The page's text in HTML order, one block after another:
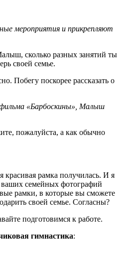
мероприятия и прикрепляют
сколько разных занятий ты
своей семье.
Побегу поскорее рассказать о
«Барбоскины», Малыш
пожалуйста, а как обычно
красивая рамка получилась. И я
семейных фотографий
рамки, в которые вы сможете
своей семье. Согласны?
подготовимся к работе.
гимнастика: